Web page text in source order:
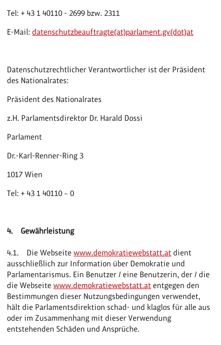
Tel: + 43 1 40110 - 2699 bzw. 2311
E-Mail:datenschutzbeauftragte(at)parlament.gv(dot)at
Datenschutzrechtlicher Verantwortlicher ist der Präsident
des Nationalrates:
Präsident des Nationalrates
z.H. Parlamentsdirektor Dr. Harald Dossi
Parlament
Dr.-Karl-Renner-Ring 3
1017 Wien
Tel: + 43 1 40110 – 0
4. Gewährleistung
4.1. Die Webseitewww.demokratiewebstatt.at dient
ausschließlich zur Information über Demokratie und
Parlamentarismus. Ein Benutzer / eine Benutzerin, der / die
die Webseitewww.demokratiewebstatt.at entgegen den
Bestimmungen dieser Nutzungsbedingungen verwendet,
hält die Parlamentsdirektion schad- und klaglos für alle aus
oder im Zusammenhang mit dieser Verwendung
entstehenden Schäden und Ansprüche.